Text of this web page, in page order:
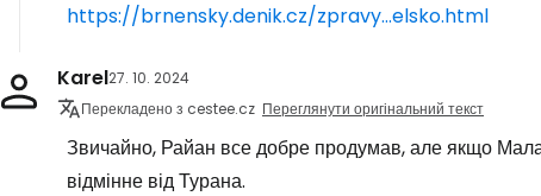
https://brnensky.denik.cz/zpravy...elsko.html
Karel27. 10. 2024
Перекладено з cestee.cz Переглянути оригінальний текст
Звичайно, Райан все добре продумав, але якщо
відмінне від Турана.